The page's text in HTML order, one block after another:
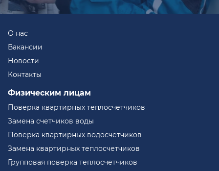
О нас
Вакансии
Новости
Контакты
Физическим лицам
Поверка квартирных теплосчетчиков
Замена счетчиков воды
Поверка квартирных водосчетчиков
Замена квартирных теплосчетчиков
Групповая поверка теплосчетчиков